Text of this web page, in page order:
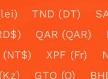
TND (DT)
QAR (QAR)
(NT$)
XPF (Fr)
GTQ (Q)